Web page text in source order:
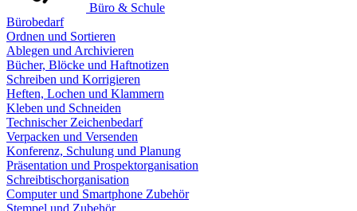
Büro & Schule
Bürobedarf
Ordnen und Sortieren
Ablegen und Archivieren
Bücher, Blöcke und Haftnotizen
Schreiben und Korrigieren
Heften, Lochen und Klammern
Kleben und Schneiden
Technischer Zeichenbedarf
Verpacken und Versenden
Konferenz, Schulung und Planung
Präsentation und Prospektorganisation
Schreibtischorganisation
Computer und Smartphone Zubehör